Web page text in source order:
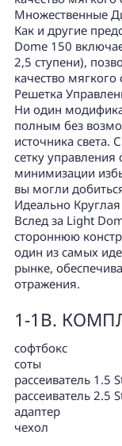
Множественные
Как и другие
Dome 150
2,5 ступени),
качество мягкого
Решетка
Ни один
полным без
источника света.
сетку
минимизации
вы могли
Идеально Круглая
Вслед за Light
стороннюю
один из самых
рынке,
отражения.
1-1B.
софтбокс
соты
рассеиватель 1.5
рассеиватель 2.5
адаптер
чехол